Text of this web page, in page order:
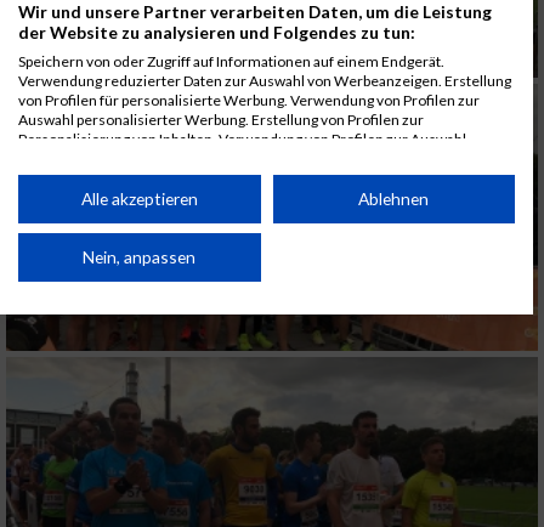
Wir und unsere Partner verarbeiten Daten, um die Leistung
der Website zu analysieren und Folgendes zu tun:
Speichern von oder Zugriff auf Informationen auf einem Endgerät.
Verwendung reduzierter Daten zur Auswahl von Werbeanzeigen. Erstellung
von Profilen für personalisierte Werbung. Verwendung von Profilen zur
Auswahl personalisierter Werbung. Erstellung von Profilen zur
Personalisierung von Inhalten. Verwendung von Profilen zur Auswahl
Performance von Inhalten. Analyse von Zielgruppen durch Statistiken oder
Kombinationen von Daten aus verschiedenen Quellen. Entwicklung und
von Inhalten.
Daten können außerhalb der Europäischen Union weitergegeben und in die
Website/App.
Partnerliste anzeigen (1 IAB-Anbieter)
Wir nutzen Ihre Daten für folgende Zwecke:
IAB-Verarbeitungszwecke:
Speichern von oder Zugriff auf Informationen
auf einem Endgerät
Alle akzeptieren Ablehnen
Nein, anpassen